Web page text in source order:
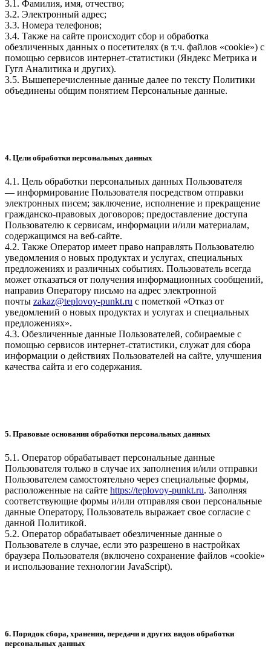
3.1. Фамилия, имя, отчество;
3.2. Электронный адрес;
3.3. Номера телефонов;
3.4. Также на сайте происходит сбор и обработка
обезличенных данных о посетителях (в т.ч. файлов «cookie») с
помощью сервисов интернет-статистики (Яндекс Метрика и
Гугл Аналитика и других).
3.5. Вышеперечисленные данные далее по тексту Политики
объединены общим понятием Персональные данные.
4. Цели обработки персональных данных
4.1. Цель обработки персональных данных Пользователя
— информирование Пользователя посредством отправки
электронных писем; заключение, исполнение и прекращение
гражданско-правовых договоров; предоставление доступа
Пользователю к сервисам, информации и/или материалам,
содержащимся на веб-сайте.
4.2. Также Оператор имеет право направлять Пользователю
уведомления о новых продуктах и услугах, специальных
предложениях и различных событиях. Пользователь всегда
может отказаться от получения информационных сообщений,
направив Оператору письмо на адрес электронной
почты zakaz@teplovoy-punkt.ru с пометкой «Отказ от
уведомлений о новых продуктах и услугах и специальных
предложениях».
4.3. Обезличенные данные Пользователей, собираемые с
помощью сервисов интернет-статистики, служат для сбора
информации о действиях Пользователей на сайте, улучшения
качества сайта и его содержания.
5. Правовые основания обработки персональных данных
5.1. Оператор обрабатывает персональные данные
Пользователя только в случае их заполнения и/или отправки
Пользователем самостоятельно через специальные формы,
расположенные на сайте https://teplovoy-punkt.ru. Заполняя
соответствующие формы и/или отправляя свои персональные
данные Оператору, Пользователь выражает свое согласие с
данной Политикой.
5.2. Оператор обрабатывает обезличенные данные о
Пользователе в случае, если это разрешено в настройках
браузера Пользователя (включено сохранение файлов «cookie»
и использование технологии JavaScript).
6. Порядок сбора, хранения, передачи и других видов обработки
персональных данных